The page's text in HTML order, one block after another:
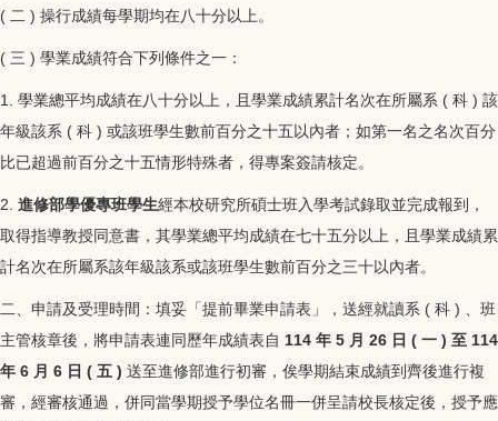
( ⼆ ) 操⾏成績每學期均在⼋⼗分以上。
( 三 ) 學業成績符合下列條件之⼀：
1. 學業總平均成績在⼋⼗分以上，且學業成績累計名次在所屬系 ( 科 ) 該
年級該系 ( 科 ) 或該班學⽣數前百分之⼗五以內者；如第⼀名之名次百分
⽐已超過前百分之⼗五情形特殊者，得專案簽請核定。
2. 進修部學優專班學⽣經本校研究所碩⼠班⼊學考試錄取並完成報到，
取得指導教授同意書，其學業總平均成績在七⼗五分以上，且學業成績累
計名次在所屬系該年級該系或該班學⽣數前百分之三⼗以內者。
⼆、申請及受理時間：填妥「提前畢業申請表」，送經就讀系 ( 科 ) 、班
主管核章後，將申請表連同歷年成績表⾃ 114 年 5 ⽉ 26 ⽇ ( ⼀ ) ⾄ 114
年 6 ⽉ 6 ⽇ ( 五 ) 送⾄進修部進⾏初審，俟學期結束成績到⿑後進⾏複
審，經審核通過，併同當學期授予學位名冊⼀併呈請校⻑核定後，授予應